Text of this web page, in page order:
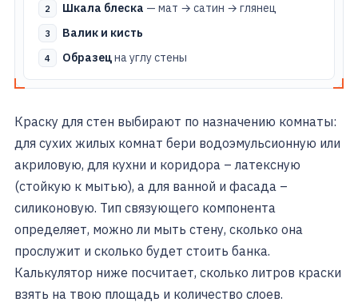
Шкала блеска — мат → сатин → глянец
Валик и кисть
Образецна углу стены
Краску для стен выбирают по назначению комнаты:
для сухих жилых комнат бери водоэмульсионную или
акриловую, для кухни и коридора – латексную
(стойкую к мытью), а для ванной и фасада –
силиконовую. Тип связующего компонента
определяет, можно ли мыть стену, сколько она
прослужит и сколько будет стоить банка.
Калькулятор ниже посчитает, сколько литров краски
взять на твою площадь и количество слоев.